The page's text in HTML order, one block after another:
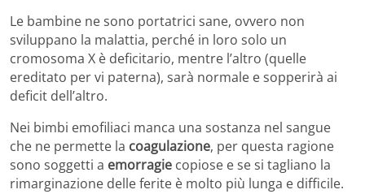
Le bambine ne sono portatrici sane, ovvero non
sviluppano la malattia, perché in loro solo un
cromosoma X è deficitario, mentre l’altro (quelle
ereditato per vi paterna), sarà normale e sopperirà ai
deficit dell’altro.
Nei bimbi emofiliaci manca una sostanza nel sangue
che ne permette la coagulazione, per questa ragione
sono soggetti a emorragie copiose e se si tagliano la
rimarginazione delle ferite è molto più lunga e difficile.